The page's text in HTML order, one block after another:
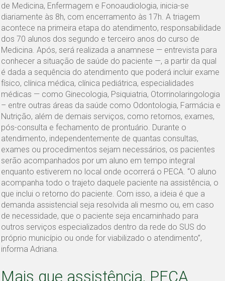
de Medicina, Enfermagem e Fonoaudiologia, inicia-se
diariamente às 8h, com encerramento às 17h. A triagem
acontece na primeira etapa do atendimento, responsabilidade
dos 70 alunos dos segundo e terceiro anos do curso de
Medicina. Após, será realizada a anamnese — entrevista para
conhecer a situação de saúde do paciente —, a partir da qual
é dada a sequência do atendimento que poderá incluir exame
físico, clínica médica, clínica pediátrica, especialidades
médicas — como Ginecologia, Psiquiatria, Otorrinolaringologia
– entre outras áreas da saúde como Odontologia, Farmácia e
Nutrição, além de demais serviços, como retornos, exames,
pós-consulta e fechamento de prontuário. Durante o
atendimento, independentemente de quantas consultas,
exames ou procedimentos sejam necessários, os pacientes
serão acompanhados por um aluno em tempo integral
enquanto estiverem no local onde ocorrerá o PECA. “O aluno
acompanha todo o trajeto daquele paciente na assistência, o
que inclui o retorno do paciente. Com isso, a ideia é que a
demanda assistencial seja resolvida ali mesmo ou, em caso
de necessidade, que o paciente seja encaminhado para
outros serviços especializados dentro da rede do SUS do
próprio município ou onde for viabilizado o atendimento”,
informa Adriana.
Mais que assistência, PECA